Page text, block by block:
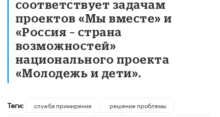
соответствует задачам
проектов «Мы вместе» и
«Россия – страна
возможностей»
национального проекта
«Молодежь и дети».
Теги: служба примирения решение проблемы